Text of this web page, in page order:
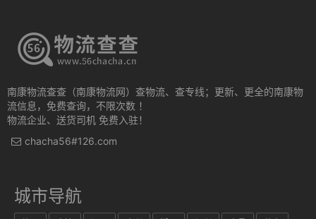
南康物流查查（南康物流网）查物流、查专线；更新、更全的南康物
流信息，免费查询，不限次数 ！
物流企业、送货司机 免费入驻！
chacha56#126.com
城市导航